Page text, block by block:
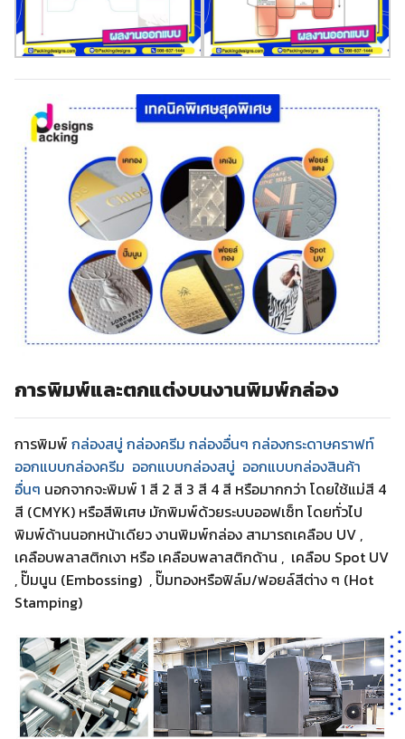
การพิมพ์และตกแต่งบนงานพิมพ์กล่อง
การพิมพ์ กล่องสบู่ กล่องครีม กล่องอื่นๆ กล่องกระดาษคราฟท์
ออกแบบกล่องครีม ออกแบบกล่องสบู่ ออกแบบกล่องสินค้า
อื่นๆ นอกจากจะพิมพ์ 1 สี 2 สี 3 สี 4 สี หรือมากกว่า โดยใช้แม่สี 4
สี (CMYK) หรือสีพิเศษ มักพิมพ์ด้วยระบบออฟเซ็ท โดยทั่วไป
พิมพ์ด้านนอกหน้าเดียว งานพิมพ์กล่อง สามารถเคลือบ UV ,
เคลือบพลาสติกเงา หรือ เคลือบพลาสติกด้าน , เคลือบ Spot UV
, ปั๊มนูน (Embossing) , ปั๊มทองหรือฟิล์ม/ฟอยล์สีต่าง ๆ (Hot
Stamping)